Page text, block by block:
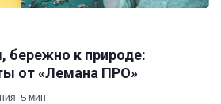
к природе:
от «Лемана ПРО»
5 мин